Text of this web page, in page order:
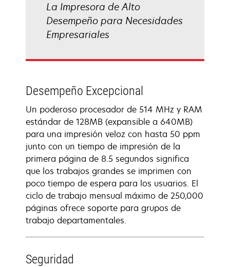
La Impresora de Alto
Desempeño para Necesidades
Empresariales
Desempeño Excepcional
Un poderoso procesador de 514 MHz y RAM
estándar de 128MB (expansible a 640MB)
para una impresión veloz con hasta 50 ppm
junto con un tiempo de impresión de la
primera página de 8.5 segundos significa
que los trabajos grandes se imprimen con
poco tiempo de espera para los usuarios. El
ciclo de trabajo mensual máximo de 250,000
páginas ofrece soporte para grupos de
trabajo departamentales.
Seguridad